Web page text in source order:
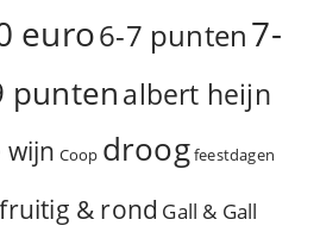
euro6-7 punten7-
puntenalbert heijn
wijn Coop droogfeestdagen
fruitig & rond Gall & Gall